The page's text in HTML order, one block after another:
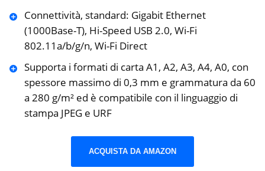
Connettività, standard: Gigabit Ethernet
(1000Base-T), Hi-Speed USB 2.0, Wi-Fi
802.11a/b/g/n, Wi-Fi Direct
Supporta i formati di carta A1, A2, A3, A4, A0, con
spessore massimo di 0,3 mm e grammatura da 60
a 280 g/m² ed è compatibile con il linguaggio di
stampa JPEG e URF
ACQUISTA DA AMAZON